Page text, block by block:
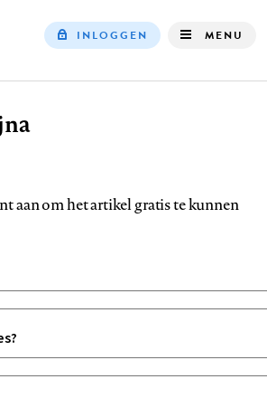
INLOGGEN MENU
aan om het artikel gratis te kunnen